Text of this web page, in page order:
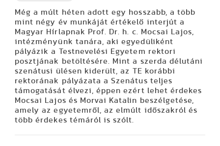
Még a múlt héten adott egy hosszabb, a több
mint négy év munkáját értékelő interjút a
Magyar Hírlapnak Prof. Dr. h. c. Mocsai Lajos,
intézményünk tanára, aki egyedüliként
pályázik a Testnevelési Egyetem rektori
posztjának betöltésére. Mint a szerda délutáni
szenátusi ülésen kiderült, az TE korábbi
rektorának pályázata a Szenátus teljes
támogatását élvezi, éppen ezért lehet érdekes
Mocsai Lajos és Morvai Katalin beszélgetése,
amely az egyetemről, az elmúlt időszakról és
több érdekes témáról is szólt.